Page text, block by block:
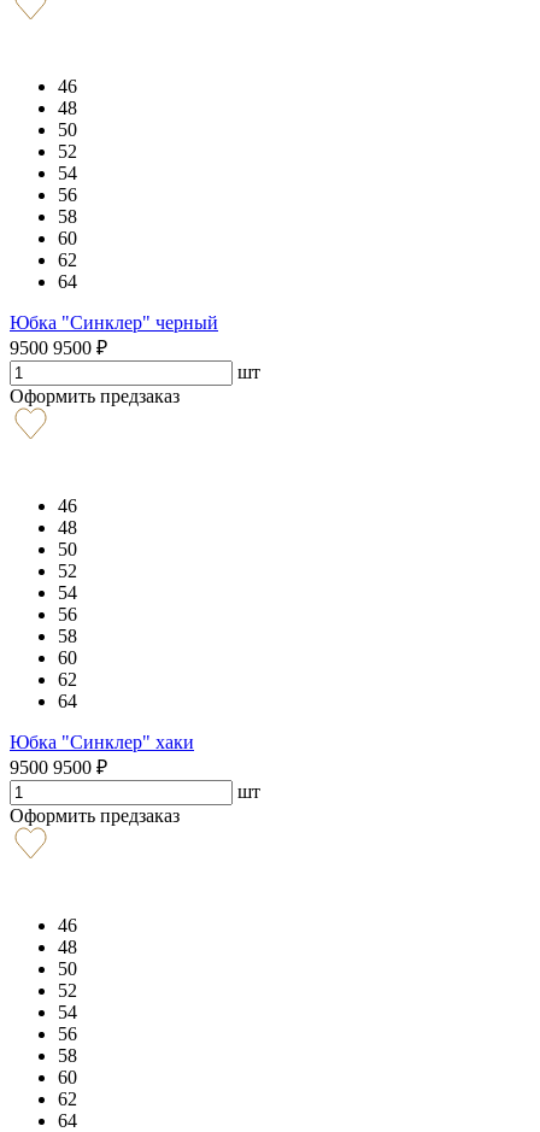
46
48
50
52
54
56
58
60
62
64
Юбка "Синклер" черный
9500 9500 ₽
шт
Оформить предзаказ
46
48
50
52
54
56
58
60
62
64
Юбка "Синклер" хаки
9500 9500 ₽
шт
Оформить предзаказ
46
48
50
52
54
56
58
60
62
64